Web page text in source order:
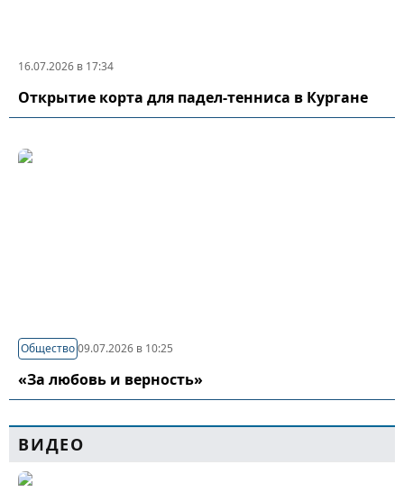
16.07.2026 в 17:34
Открытие корта для падел-тенниса в Кургане
Общество09.07.2026 в 10:25
«За любовь и верность»
ВИДЕО